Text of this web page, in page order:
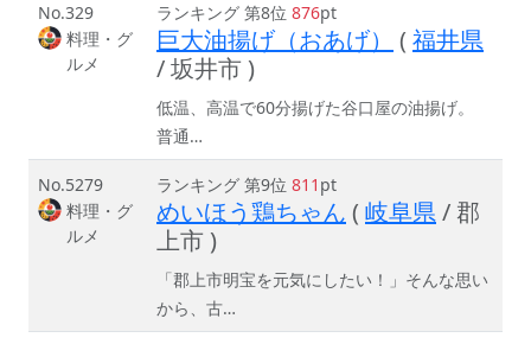
No.329
料理・グ
ルメ
ランキング 第8位 876pt
巨大油揚げ（おあげ） ( 福井県
/ 坂井市 )
低温、高温で60分揚げた谷口屋の油揚げ。
普通…
No.5279
料理・グ
ルメ
ランキング 第9位 811 pt
めいほう鶏ちゃん ( 岐阜県/ 郡
上市 )
「郡上市明宝を元気にしたい！」そんな思い
から、古…